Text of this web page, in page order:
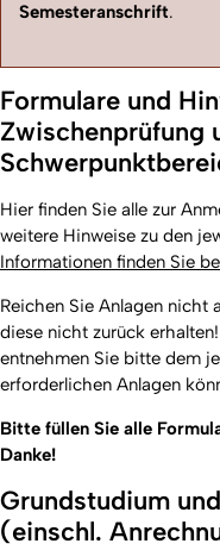
Semesteranschrift.
Formulare und
Zwischenprüfung
Hier finden Sie alle zur
weitere Hinweise zu den
Informationen finden Sie
Reichen Sie Anlagen nicht
diese nicht zurück
entnehmen Sie bitte dem
erforderlichen Anlagen
Bitte füllen Sie alle
Danke!
Grundstudium
(einschl.